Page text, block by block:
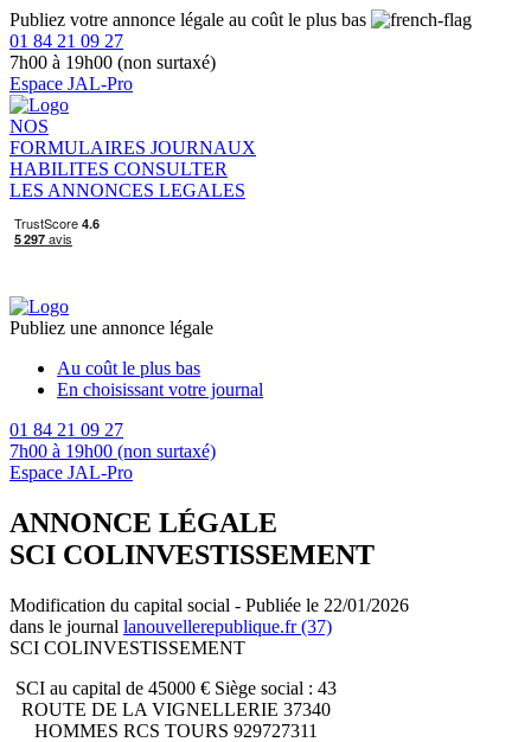
Publiez votre annonce légale au coût le plus bas
01 84 21 09 27
7h00 à 19h00 (non surtaxé)
Espace JAL-Pro
NOS
FORMULAIRES JOURNAUX
HABILITES CONSULTER
LES ANNONCES LEGALES
Publiez une annonce légale
Au coût le plus bas
En choisissant votre journal
01 84 21 09 27
7h00 à 19h00 (non surtaxé)
Espace JAL-Pro
ANNONCE LÉGALE
SCI COLINVESTISSEMENT
Modification du capital social - Publiée le 22/01/2026
dans le journal lanouvellerepublique.fr (37)
SCI COLINVESTISSEMENT
SCI au capital de 45000 € Siège social : 43
ROUTE DE LA VIGNELLERIE 37340
HOMMES RCS TOURS 929727311